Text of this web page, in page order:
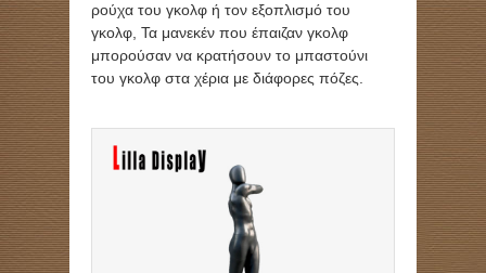
ρούχα του γκολφ ή τον εξοπλισμό του
γκολφ, Τα μανεκέν που έπαιζαν γκολφ
μπορούσαν να κρατήσουν το μπαστούνι
του γκολφ στα χέρια με διάφορες πόζες.